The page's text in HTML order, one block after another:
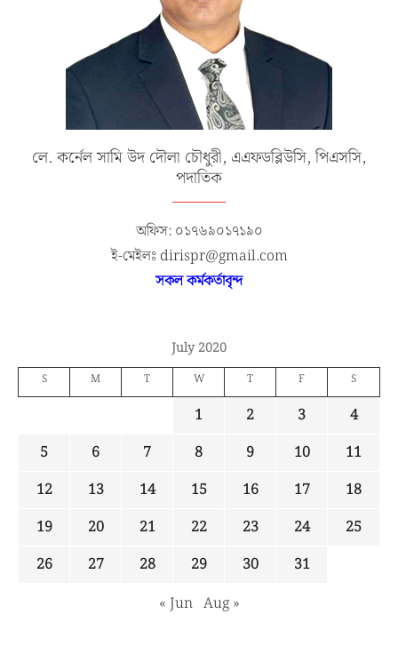
লে. কর্নেল সামি উদ দৌলা চৌধুরী, এএফডব্লিউসি, পিএসসি,
পদাতিক
অফিস: ০১৭৬৯০১৭১৯০
ই-মেইলঃ dirispr@gmail.com
সকল কর্মকর্তাবৃন্দ
July 2020
S M T W T F S
1 2 3
4
5
6 7 8 9 10
11
12
13 14 15 16 17
18
19
20 21 22 23 24
25
26
27 28 29 30
31
« Jun Aug »